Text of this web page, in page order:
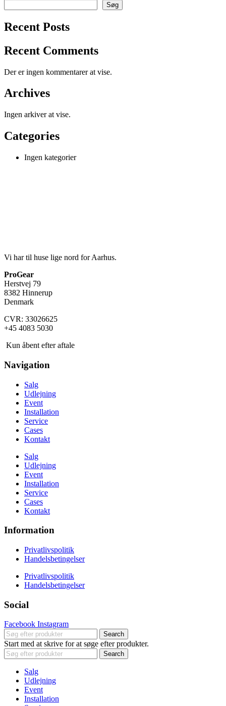
Søg
Recent Posts
Recent Comments
Der er ingen kommentarer at vise.
Archives
Ingen arkiver at vise.
Categories
Ingen kategorier
Vi har til huse lige nord for Aarhus.
ProGear
Herstvej 79
8382 Hinnerup
Denmark
CVR: 33026625
+45 4083 5030
Kun åbent efter aftale
Navigation
Salg
Udlejning
Event
Installation
Service
Cases
Kontakt
Salg
Udlejning
Event
Installation
Service
Cases
Kontakt
Information
Privatlivspolitik
Handelsbetingelser
Privatlivspolitik
Handelsbetingelser
Social
Facebook Instagram
Search
Start med at skrive for at søge efter produkter.
Search
Salg
Udlejning
Event
Installation